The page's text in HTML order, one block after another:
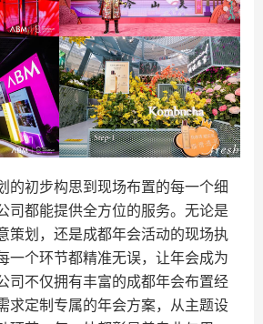
的初步构思到现场布置的每一个细
司都能提供全方位的服务。无论是
策划，还是成都年会活动的现场执
一个环节都精准无误，让年会成为
司不仅拥有丰富的成都年会布置经
求定制专属的年会方案，从主题设